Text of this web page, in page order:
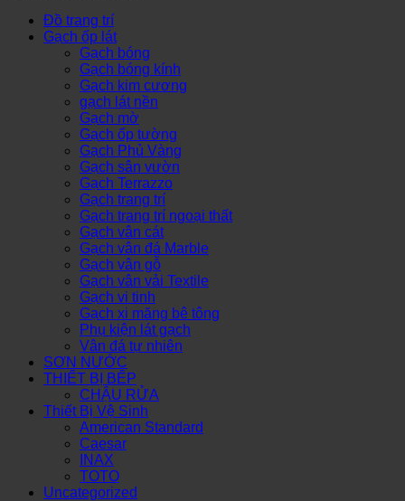
Đồ trang trí
Gạch ốp lát
Gạch bóng
Gạch bóng kính
Gạch kim cương
gạch lát nền
Gạch mờ
Gạch ốp tường
Gạch Phủ Vàng
Gạch sân vườn
Gạch Terrazzo
Gạch trang trí
Gạch trang trí ngoại thất
Gạch vân cát
Gạch vân đá Marble
Gạch vân gỗ
Gạch vân vải Textile
Gạch vi tinh
Gạch xi măng bê tông
Phụ kiện lát gạch
Vân đá tự nhiên
SƠN NƯỚC
THIẾT BỊ BẾP
CHẬU RỬA
Thiết Bị Vệ Sinh
American Standard
Caesar
INAX
TOTO
Uncategorized